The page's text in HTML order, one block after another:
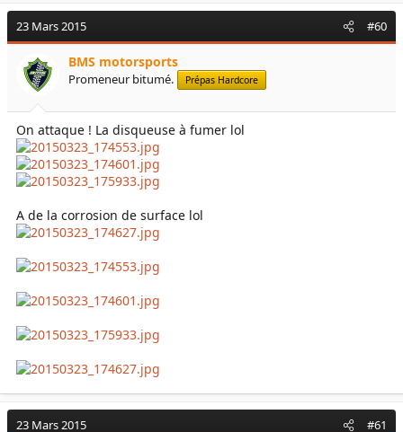
23 Mars 2015 #60
BMS motorsports
Promeneur bitumé. Prépas Hardcore
On attaque ! La disqueuse à fumer lol
A de la corrosion de surface lol
23 Mars 2015 #61